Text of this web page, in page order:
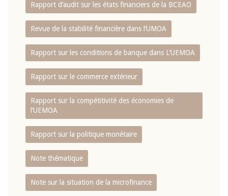
Rapport d‘audit sur les états financiers de la BCEAO
Revue de la stabilité financière dans l‘UMOA
Rapport sur les conditions de banque dans L‘UEMOA
Rapport sur le commerce extérieur
Rapport sur la compétitivité des économies de
l‘UEMOA
Rapport sur la politique monétaire
Note thématique
Note sur la situation de la microfinance